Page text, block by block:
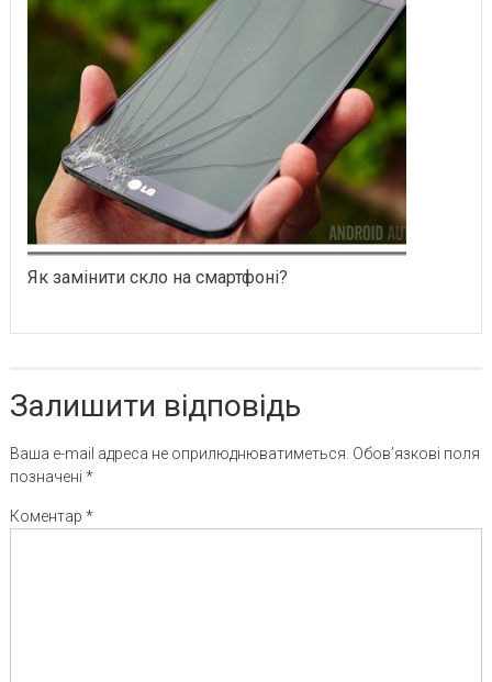
Як замінити скло на смартфоні?
Залишити відповідь
Ваша e-mail адреса не оприлюднюватиметься. Обов’язкові поля
позначені *
Коментар *